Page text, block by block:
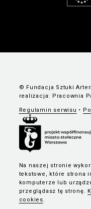
© Fundacja Sztuki
realizacja: Pracownia
Regulamin serwisu •
Na naszej stronie
tekstowe, które strona
komputerze lub
przeglądasz tę stronę.
cookies.